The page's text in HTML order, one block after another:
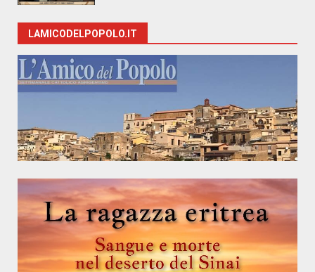
LAMICODELPOPOLO.IT